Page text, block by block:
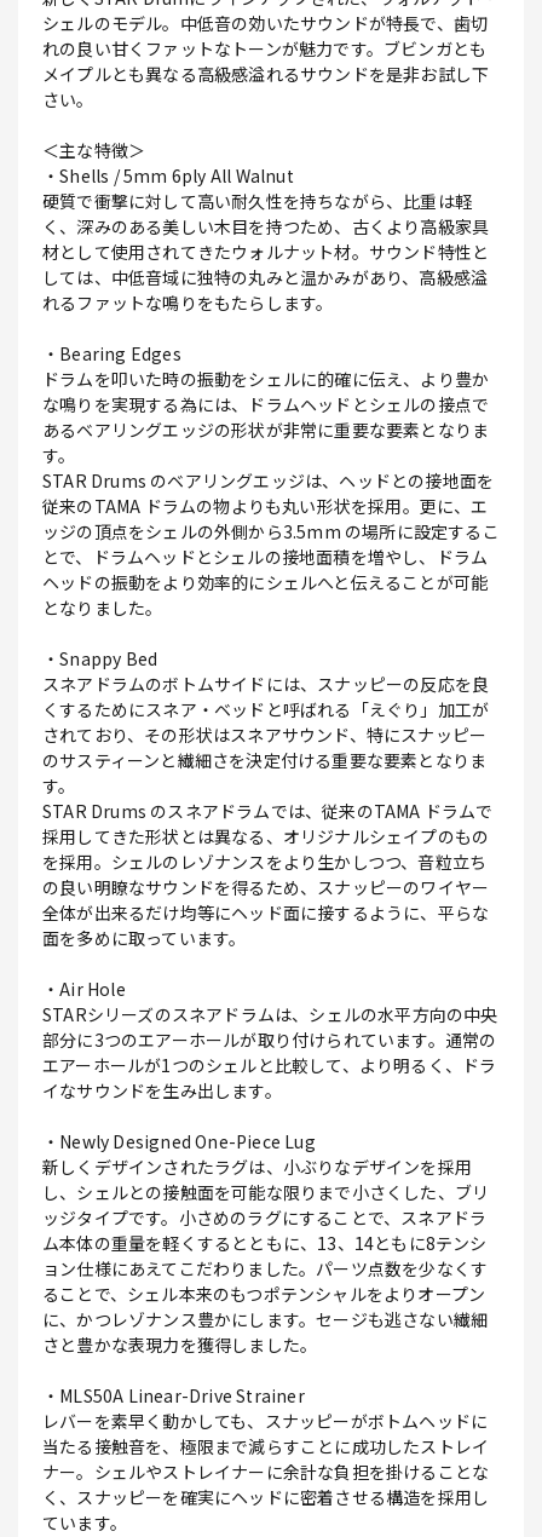
シェルのモデル。中低音の効いたサウンドが特長で、歯切
れの良い甘くファットなトーンが魅力です。ブビンガとも
メイプルとも異なる高級感溢れるサウンドを是非お試し下
さい。
＜主な特徴＞
・Shells / 5mm 6ply All Walnut
硬質で衝撃に対して高い耐久性を持ちながら、比重は軽
く、深みのある美しい木目を持つため、古くより高級家具
材として使用されてきたウォルナット材。サウンド特性と
しては、中低音域に独特の丸みと温かみがあり、高級感溢
れるファットな鳴りをもたらします。
・Bearing Edges
ドラムを叩いた時の振動をシェルに的確に伝え、より豊か
な鳴りを実現する為には、ドラムヘッドとシェルの接点で
あるベアリングエッジの形状が非常に重要な要素となりま
す。
STAR Drums のベアリングエッジは、ヘッドとの接地面を
従来のTAMA ドラムの物よりも丸い形状を採用。更に、エ
ッジの頂点をシェルの外側から3.5mm の場所に設定するこ
とで、ドラムヘッドとシェルの接地面積を増やし、ドラム
ヘッドの振動をより効率的にシェルへと伝えることが可能
となりました。
・Snappy Bed
スネアドラムのボトムサイドには、スナッピーの反応を良
くするためにスネア・ベッドと呼ばれる「えぐり」加工が
されており、その形状はスネアサウンド、特にスナッピー
のサスティーンと繊細さを決定付ける重要な要素となりま
す。
STAR Drums のスネアドラムでは、従来のTAMA ドラムで
採用してきた形状とは異なる、オリジナルシェイプのもの
を採用。シェルのレゾナンスをより生かしつつ、音粒立ち
の良い明瞭なサウンドを得るため、スナッピーのワイヤー
全体が出来るだけ均等にヘッド面に接するように、平らな
面を多めに取っています。
・Air Hole
STARシリーズのスネアドラムは、シェルの水平方向の中央
部分に3つのエアーホールが取り付けられています。通常の
エアーホールが1つのシェルと比較して、より明るく、ドラ
イなサウンドを生み出します。
・Newly Designed One-Piece Lug
新しくデザインされたラグは、小ぶりなデザインを採用
し、シェルとの接触面を可能な限りまで小さくした、ブリ
ッジタイプです。小さめのラグにすることで、スネアドラ
ム本体の重量を軽くするとともに、13、14ともに8テンシ
ョン仕様にあえてこだわりました。パーツ点数を少なくす
ることで、シェル本来のもつポテンシャルをよりオープン
に、かつレゾナンス豊かにします。セージも逃さない繊細
さと豊かな表現力を獲得しました。
・MLS50A Linear-Drive Strainer
レバーを素早く動かしても、スナッピーがボトムヘッドに
当たる接触音を、極限まで減らすことに成功したストレイ
ナー。シェルやストレイナーに余計な負担を掛けることな
く、スナッピーを確実にヘッドに密着させる構造を採用し
ています。